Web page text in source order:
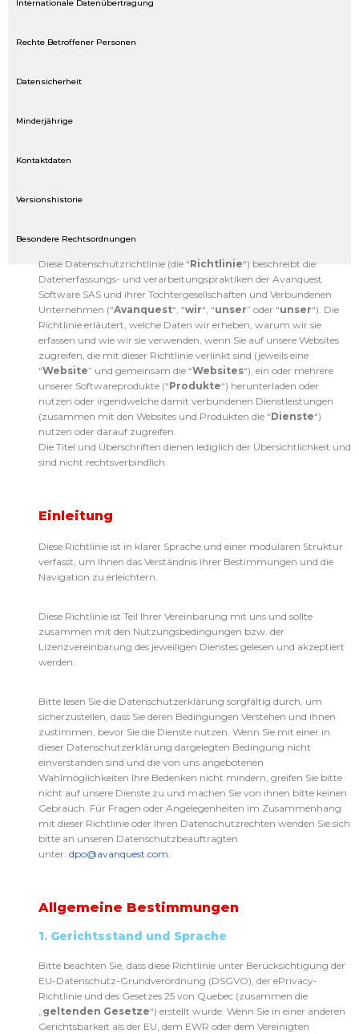
Internationale Datenübertragung
Rechte Betroffener Personen
Datensicherheit
Minderjährige
Kontaktdaten
Versionshistorie
Besondere Rechtsordnungen
Diese Datenschutzrichtlinie (die “Richtlinie“) beschreibt die
Datenerfassungs- und verarbeitungspraktiken der Avanquest
Software SAS und ihrer Tochtergesellschaften und Verbundenen
Unternehmen (“Avanquest“, “wir“, “unser” oder “unser“). Die
Richtlinie erläutert, welche Daten wir erheben, warum wir sie
erfassen und wie wir sie verwenden, wenn Sie auf unsere Websites
zugreifen, die mit dieser Richtlinie verlinkt sind (jeweils eine
“Website” und gemeinsam die “Websites“), ein oder mehrere
unserer Softwareprodukte (“Produkte“) herunterladen oder
nutzen oder irgendwelche damit verbundenen Dienstleistungen
(zusammen mit den Websites und Produkten die “Dienste“)
nutzen oder darauf zugreifen.
Die Titel und Überschriften dienen lediglich der Übersichtlichkeit und
sind nicht rechtsverbindlich.
Einleitung
Diese Richtlinie ist in klarer Sprache und einer modularen Struktur
verfasst, um Ihnen das Verständnis ihrer Bestimmungen und die
Navigation zu erleichtern.
Diese Richtlinie ist Teil Ihrer Vereinbarung mit uns und sollte
zusammen mit den Nutzungsbedingungen bzw. der
Lizenzvereinbarung des jeweiligen Dienstes gelesen und akzeptiert
werden.
Bitte lesen Sie die Datenschutzerklärung sorgfältig durch, um
sicherzustellen, dass Sie deren Bedingungen Verstehen und ihnen
zustimmen, bevor Sie die Dienste nutzen. Wenn Sie mit einer in
dieser Datenschutzerklärung dargelegten Bedingung nicht
einverstanden sind und die von uns angebotenen
Wahlmöglichkeiten Ihre Bedenken nicht mindern, greifen Sie bitte
nicht auf unsere Dienste zu und machen Sie von ihnen bitte keinen
Gebrauch. Für Fragen oder Angelegenheiten im Zusammenhang
mit dieser Richtlinie oder Ihren Datenschutzrechten wenden Sie sich
bitte an unseren Datenschutzbeauftragten
unter: dpo@avanquest.com.
Allgemeine Bestimmungen
1. Gerichtsstand und Sprache
Bitte beachten Sie, dass diese Richtlinie unter Berücksichtigung der
EU-Datenschutz-Grundverordnung (DSGVO), der ePrivacy-
Richtlinie und des Gesetzes 25 von Quebec (zusammen die
„geltenden Gesetze“) erstellt wurde. Wenn Sie in einer anderen
Gerichtsbarkeit als der EU, dem EWR oder dem Vereinigten